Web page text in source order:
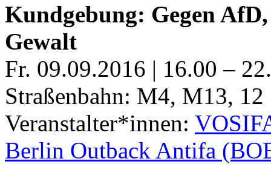
Kundgebung: Gegen
Gewalt
Fr. 09.09.2016 | 16.00 –
Straßenbahn: M4, M13, 12
Veranstalter*innen:
Berlin Outback Antifa